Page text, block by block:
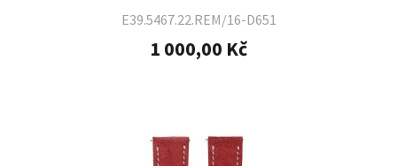
E39.5467.22.REM/16-D651
1 000,00 Kč